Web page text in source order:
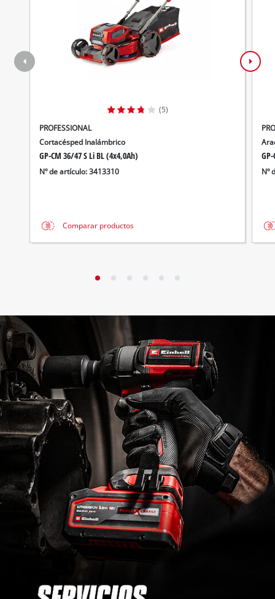
(5)
PROFESSIONAL
Cortacésped Inalámbrico
GP-CM 36/47 S Li BL (4x4,0Ah)
Nº de artículo: 3413310
Comparar productos
Nº